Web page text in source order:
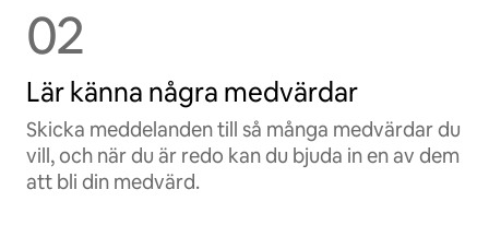
02
Lär känna några medvärdar
Skicka meddelanden till så många medvärdar du
vill, och när du är redo kan du bjuda in en av dem
att bli din medvärd.